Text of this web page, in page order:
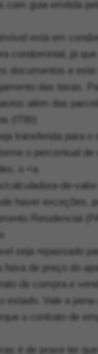
com guia emitida
está em
condominial, já
documentos e está
das taxas.
além das
(ITBI)
transferida para
o percentual de
o <a
de-
haver exceções,
Residencial
seja repassado
faixa de preço do
de compra e
estado. Vale a
o contrato de
é de praxe ter